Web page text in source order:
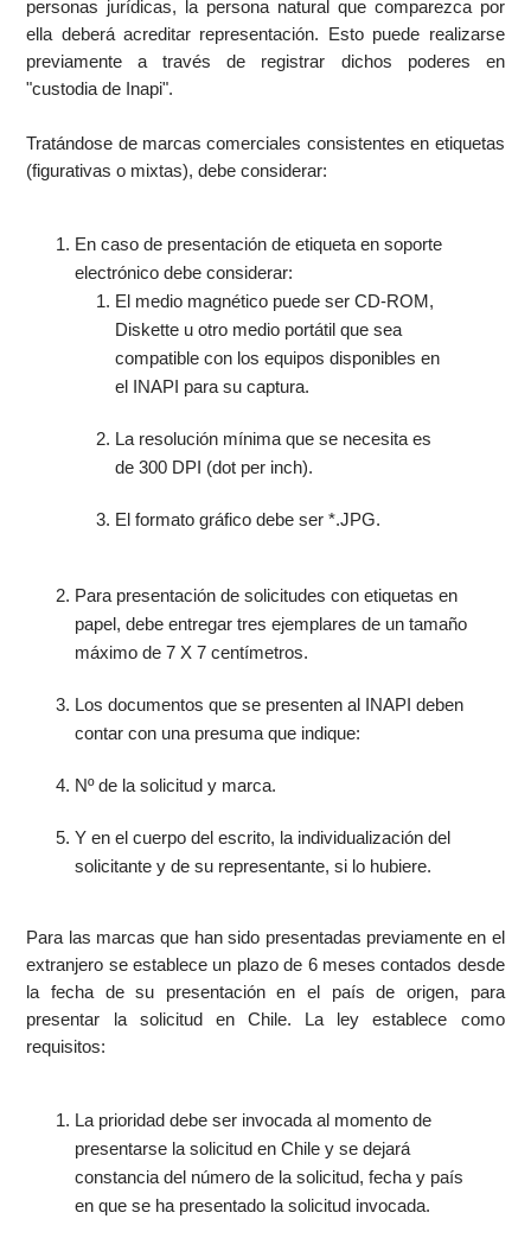
personas jurídicas, la persona natural que comparezca por
ella deberá acreditar representación. Esto puede realizarse
previamente a través de registrar dichos poderes en
"custodia de Inapi".
Tratándose de marcas comerciales consistentes en etiquetas
(figurativas o mixtas), debe considerar:
En caso de presentación de etiqueta en soporte
electrónico debe considerar:
El medio magnético puede ser CD-ROM,
Diskette u otro medio portátil que sea
compatible con los equipos disponibles en
el INAPI para su captura.
La resolución mínima que se necesita es
de 300 DPI (dot per inch).
El formato gráfico debe ser *.JPG.
Para presentación de solicitudes con etiquetas en
papel, debe entregar tres ejemplares de un tamaño
máximo de 7 X 7 centímetros.
Los documentos que se presenten al INAPI deben
contar con una presuma que indique:
Nº de la solicitud y marca.
Y en el cuerpo del escrito, la individualización del
solicitante y de su representante, si lo hubiere.
Para las marcas que han sido presentadas previamente en el
extranjero se establece un plazo de 6 meses contados desde
la fecha de su presentación en el país de origen, para
presentar la solicitud en Chile. La ley establece como
requisitos:
La prioridad debe ser invocada al momento de
presentarse la solicitud en Chile y se dejará
constancia del número de la solicitud, fecha y país
en que se ha presentado la solicitud invocada.